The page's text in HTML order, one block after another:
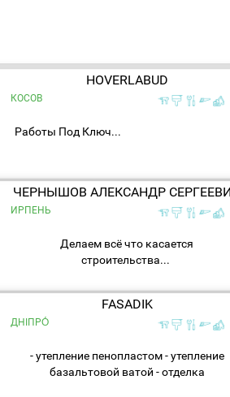
HOVERLABUD
КОСОВ
Работы Под Ключ...
ЧЕРНЫШОВ АЛЕКСАНДР
ИРПЕНЬ
Делаем всё что касается
строительства...
FASADIK
ДНІПРО́
- утепление пенопластом - утепление
базальтовой ватой - отделка